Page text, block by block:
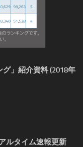
グ」紹介資料 (2018年
ルタイム速報更新